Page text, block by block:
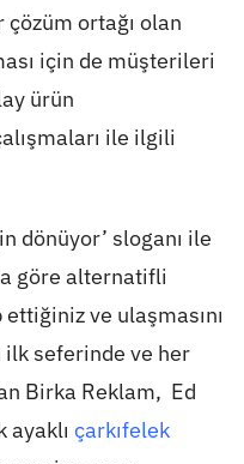
ortağı olan
için de müşterileri
ürün
ile ilgili
dönüyor’ sloganı ile
göre alternatifli
ve ulaşmasını
seferinde ve her
Birka Reklam, Ed
ayaklı çarkıfelek